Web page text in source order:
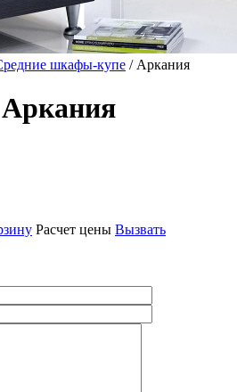
шкафы-купе / Аркания
Расчет цены Вызвать